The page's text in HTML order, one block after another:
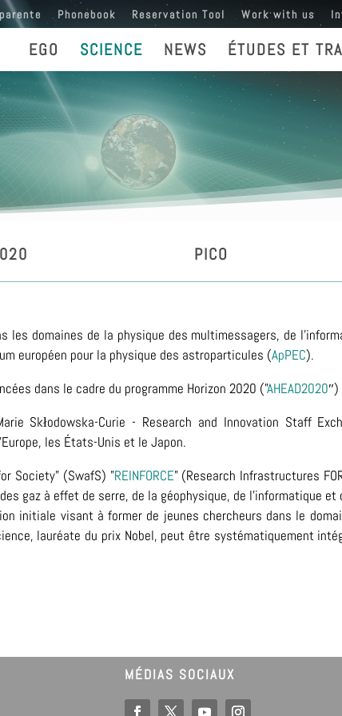
Phonebook Reservation Tool Work with us
EGO SCIENCE NEWS ÉTUDES ET
PICO
les domaines de la physique des multimessagers, de
européen pour la physique des astroparticules (ApPEC).
dans le cadre du programme Horizon 2020 ("AHEAD2020″)
Skłodowska-Curie - Research and Innovation Staff
les États-Unis et le Japon.
Society" (SwafS) "REINFORCE" (Research Infrastructures
gaz à effet de serre, de la géophysique, de l'informatique et
initiale visant à former de jeunes chercheurs dans le
lauréate du prix Nobel, peut être systématiquement
MÉDIAS SOCIAUX